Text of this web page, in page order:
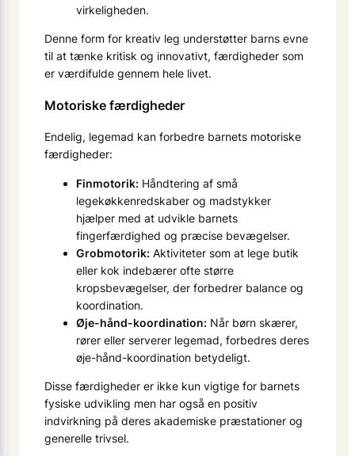
virkeligheden.
Denne form for kreativ leg understøtter barns evne
til at tænke kritisk og innovativt, færdigheder som
er værdifulde gennem hele livet.
Motoriske færdigheder
Endelig, legemad kan forbedre barnets motoriske
færdigheder:
Finmotorik: Håndtering af små
legekøkkenredskaber og madstykker
hjælper med at udvikle barnets
fingerfærdighed og præcise bevægelser.
Grobmotorik: Aktiviteter som at lege butik
eller kok indebærer ofte større
kropsbevægelser, der forbedrer balance og
koordination.
Øje-hånd-koordination: Når børn skærer,
rører eller serverer legemad, forbedres deres
øje-hånd-koordination betydeligt.
Disse færdigheder er ikke kun vigtige for barnets
fysiske udvikling men har også en positiv
indvirkning på deres akademiske præstationer og
generelle trivsel.